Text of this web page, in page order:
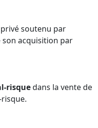
soutenu par
son acquisition par
risquedans la vente de